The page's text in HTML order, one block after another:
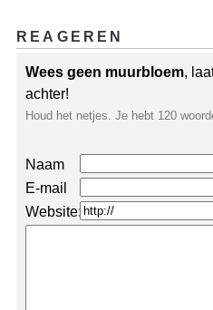
REAGEREN
Wees geen muurbloem,
achter!
Houd het netjes. Je hebt 120
Naam
E-mail
Website: